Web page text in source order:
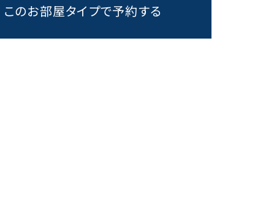
このお部屋タイプで予約する